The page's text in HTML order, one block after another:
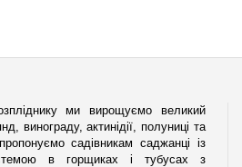
ми вирощуємо великий
винограду, актинідії, полуниці та
садівникам саджанці із
в горщиках і тубусах з